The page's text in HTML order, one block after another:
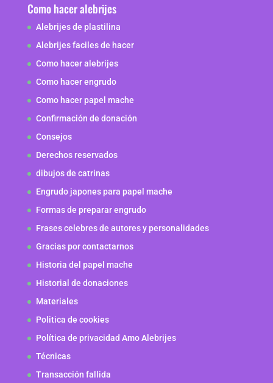
Como hacer alebrijes
Alebrijes de plastilina
Alebrijes faciles de hacer
Como hacer alebrijes
Como hacer engrudo
Como hacer papel mache
Confirmación de donación
Consejos
Derechos reservados
dibujos de catrinas
Engrudo japones para papel mache
Formas de preparar engrudo
Frases celebres de autores y personalidades
Gracias por contactarnos
Historia del papel mache
Historial de donaciones
Materiales
Politica de cookies
Política de privacidad Amo Alebrijes
Técnicas
Transacción fallida